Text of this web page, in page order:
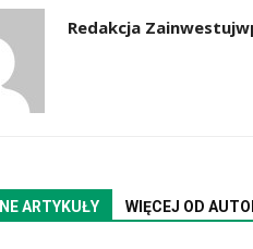
Redakcja
ARTYKUŁY WIĘCEJ OD